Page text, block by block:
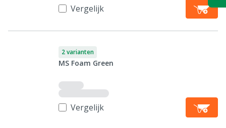
Vergelijk
2 varianten
MS Foam Green
Vergelijk